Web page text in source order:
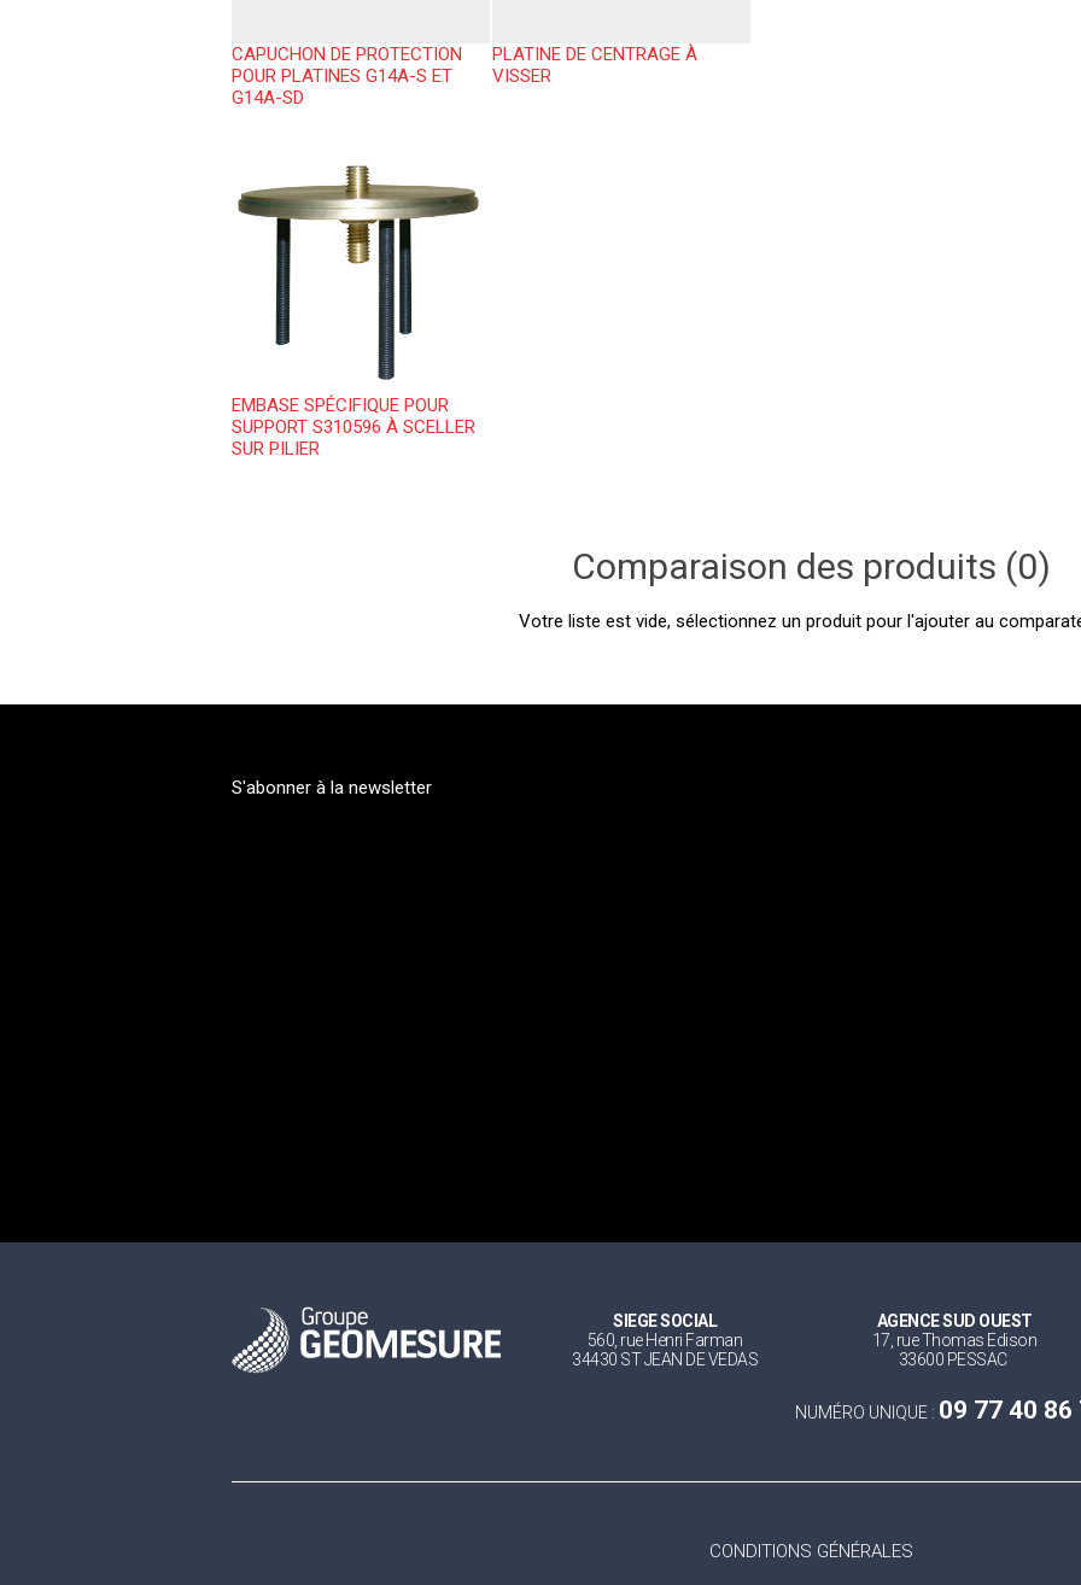
CAPUCHON DE PROTECTION
POUR PLATINES G14A-S ET
G14A-SD
PLATINE DE CENTRAGE À
VISSER
EMBASE SPÉCIFIQUE POUR
SUPPORT S310596 À SCELLER
SUR PILIER
Comparaison des produits (0)
Votre liste est vide, sélectionnez un produit pour l'ajouter au
S'abonner à la newsletter
SIEGE SOCIAL
560, rue Henri Farman
34430 ST JEAN DE VEDAS
AGENCE SUD OUEST
17, rue Thomas Edison
33600 PESSAC
NUMÉRO UNIQUE : 09 77 40 86
CONDITIONS GÉNÉRALES